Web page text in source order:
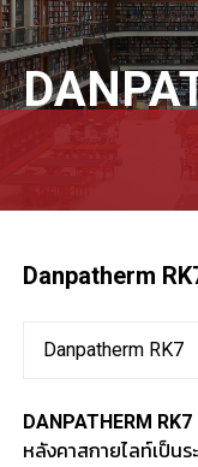
Danpatherm
Danpatherm RK7
DANPATHERM RK7
หลังคาสกายไลท์เป็น